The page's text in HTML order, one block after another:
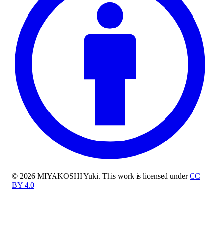
© 2026 MIYAKOSHI Yuki. This work is licensed underCC
BY 4.0